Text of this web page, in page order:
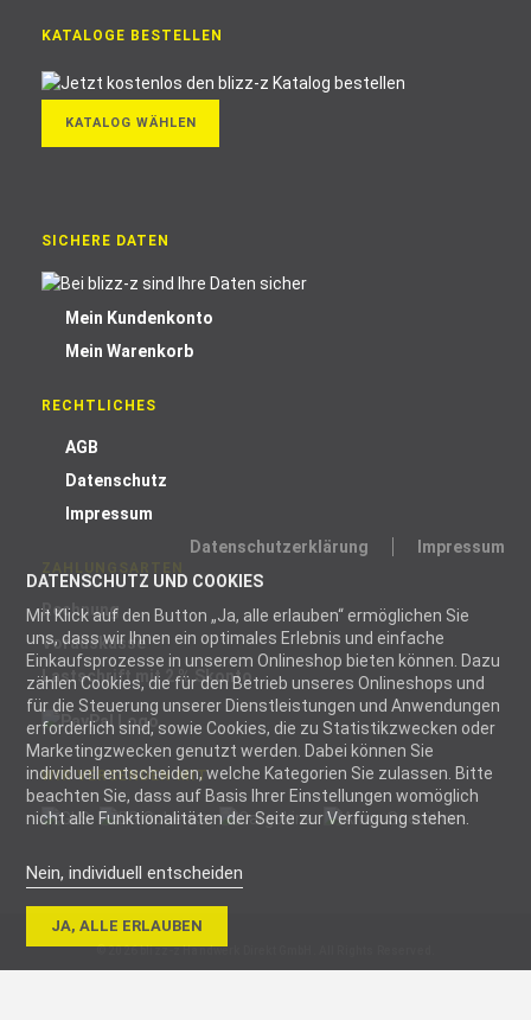
Datenschutzerklärung
Impressum
DATENSCHUTZ UND COOKIES
Mit Klick auf den Button „Ja, alle erlauben“ ermöglichen Sie
uns, dass wir Ihnen ein optimales Erlebnis und einfache
Einkaufsprozesse in unserem Onlineshop bieten können. Dazu
zählen Cookies, die für den Betrieb unseres Onlineshops und
für die Steuerung unserer Dienstleistungen und Anwendungen
erforderlich sind, sowie Cookies, die zu Statistikzwecken oder
Marketingzwecken genutzt werden. Dabei können Sie
individuell entscheiden, welche Kategorien Sie zulassen. Bitte
beachten Sie, dass auf Basis Ihrer Einstellungen womöglich
nicht alle Funktionalitäten der Seite zur Verfügung stehen.
Nein, individuell entscheiden
Cookies helfen
JA, ALLE ERLAUBEN
KATALOGE BESTELLEN
KATALOG WÄHLEN
SICHERE DATEN
Mein Kundenkonto
Mein Warenkorb
RECHTLICHES
AGB
Datenschutz
Impressum
Rechnung
Vorauskasse
Lastschrift mit 2 % Skonto
WIR VERSENDEN MIT
© 2026 blizz-z Handwerk Direkt GmbH. All Rights Reserved.